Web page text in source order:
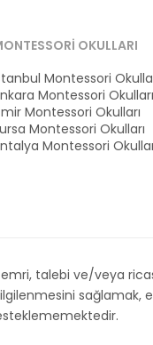
OKULLARI
Montessori
Montessori Okulları
Montessori Okulları
Montessori Okulları
Montessori
talebi ve/veya
sağlamak,